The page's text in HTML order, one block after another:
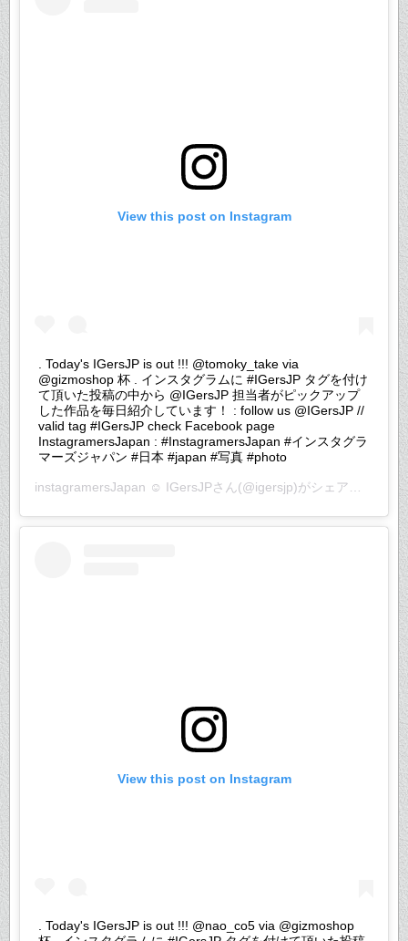
View this post on Instagram
. Today's IGersJP is out !!! @tomoky_take via
@gizmoshop 杯 . インスタグラムに #IGersJP タグを付け
て頂いた投稿の中から @IGersJP 担当者がピックアップ
した作品を毎日紹介しています！ : follow us @IGersJP //
valid tag #IGersJP check Facebook page
InstagramersJapan : #InstagramersJapan #インスタグラ
マーズジャパン #日本 #japan #写真 #photo
instagramersJapan ☺︎ IGersJPさん(@igersjp)がシェアした投稿 –
View this post on Instagram
. Today's IGersJP is out !!! @nao_co5 via @gizmoshop